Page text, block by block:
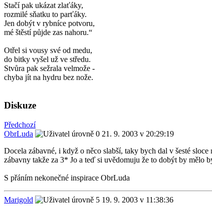
Stačí pak ukázat zlaťáky,
rozmilé sňatku to parťáky.
Jen dobýt v rybníce potvoru,
mé štěstí půjde zas nahoru.“
Otřel si vousy své od medu,
do bitky vyšel už ve středu.
Stvůra pak sežrala velmože -
chyba jít na hydru bez nože.
Diskuze
Předchozí
ObrLuda
21. 9. 2003 v 20:29:19
Docela zábavné, i když o něco slabší, taky bych dal v šesté
zábavny takže za 3* Jo a teď si uvědomuju že to dobýt by mělo
S přáním nekonečné inspirace ObrLuda
Marigold
19. 9. 2003 v 11:38:36